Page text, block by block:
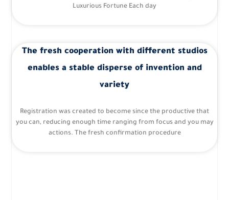
Luxurious Fortune Each day
The fresh cooperation with different studios
enables a stable disperse of invention and
variety
Registration was created to become since the productive that
you can, reducing enough time ranging from focus and you may
actions. The fresh confirmation procedure